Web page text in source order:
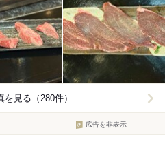
見る（280件）
広告を非表示